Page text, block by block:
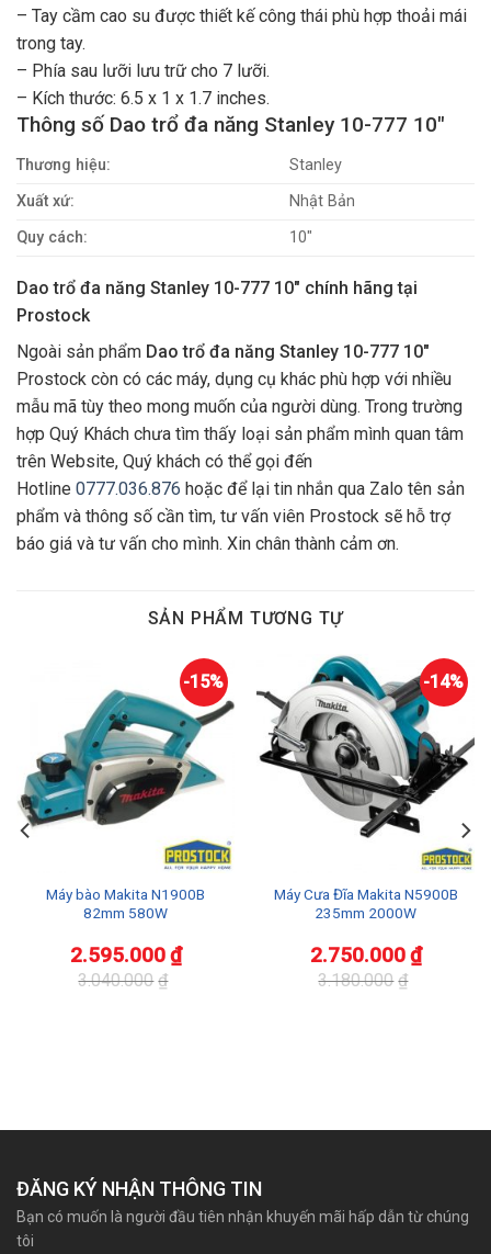
– Tay cầm cao su được thiết kế công thái phù hợp thoải mái
trong tay.
– Phía sau lưỡi lưu trữ cho 7 lưỡi.
– Kích thước: 6.5 x 1 x 1.7 inches.
Thông số Dao trổ đa năng Stanley 10-777 10″
Thương hiệu:
Stanley
Xuất xứ:
Nhật Bản
Quy cách:
10″
Dao trổ đa năng Stanley 10-777 10″ chính hãng tại
Prostock
Ngoài sản phẩm Dao trổ đa năng Stanley 10-777 10″
Prostock còn có các máy, dụng cụ khác phù hợp với nhiều
mẫu mã tùy theo mong muốn của người dùng. Trong trường
hợp Quý Khách chưa tìm thấy loại sản phẩm mình quan tâm
trên Website, Quý khách có thể gọi đến
Hotline 0777.036.876 hoặc để lại tin nhắn qua Zalo tên sản
phẩm và thông số cần tìm, tư vấn viên Prostock sẽ hỗ trợ
báo giá và tư vấn cho mình. Xin chân thành cảm ơn.
SẢN PHẨM TƯƠNG TỰ
-15%
Máy bào Makita N1900B
82mm 580W
3.040.000 ₫
2.595.000₫
-14%
Máy Cưa Đĩa Makita N5900B
235mm 2000W
3.180.000 ₫
2.750.000₫
ĐĂNG KÝ NHẬN THÔNG TIN
Bạn có muốn là người đầu tiên nhận khuyến mãi hấp dẫn từ chúng
tôi